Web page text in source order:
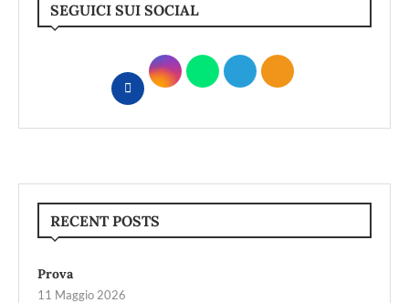
SEGUICI SUI SOCIAL
RECENT POSTS
Prova
11 Maggio 2026